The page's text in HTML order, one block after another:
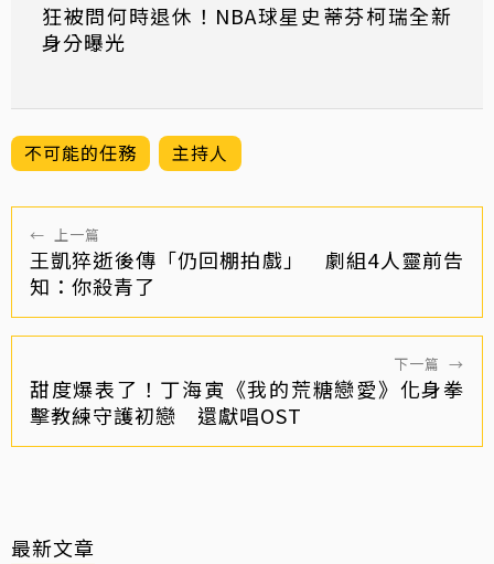
狂被問何時退休！NBA球星史蒂芬柯瑞全新
身分曝光
不可能的任務 主持人
← 上一篇
王凱猝逝後傳「仍回棚拍戲」 劇組4人靈前告
知：你殺青了
下一篇 →
甜度爆表了！丁海寅《我的荒糖戀愛》化身拳
擊教練守護初戀 還獻唱OST
最新文章